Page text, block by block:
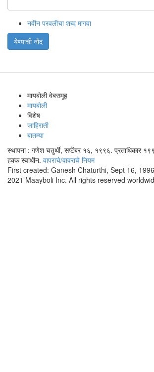
नवीन परवलीचा शब्द मागवा
येण्याची नोंद
मायबोली वेबसमूह
मायबोली
विशेष
जाहिराती
बातम्या
स्थापना : गणेश चतुर्थी, सप्टेंबर १६, १९९६. प्रताधिकार
हक्क स्वाधीन. वापराचे/वावराचे नियम
First created: Ganesh Chaturthi, Sept 16,
2021 Maayboli Inc. All rights reserved